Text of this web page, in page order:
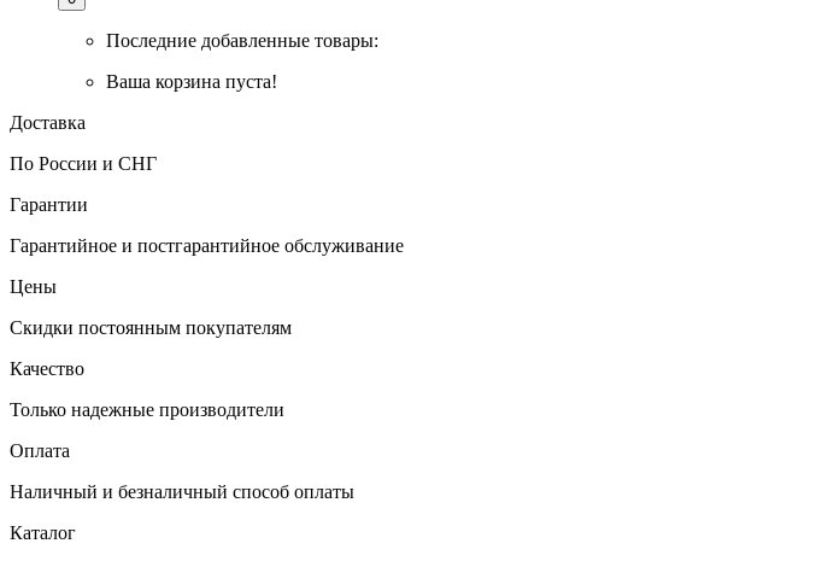
Последние добавленные товары:
Ваша корзина пуста!
Доставка
По России и СНГ
Гарантии
Гарантийное и постгарантийное обслуживание
Цены
Скидки постоянным покупателям
Качество
Только надежные производители
Оплата
Наличный и безналичный способ оплаты
Каталог